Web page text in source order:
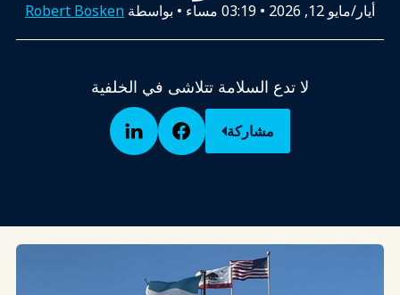
أيار/مايو 12, 2026 • 03:19 مساء • بواسطة Robert Bosken
لا تدع السلامة تتلاشى في الخلفية
مشاركة